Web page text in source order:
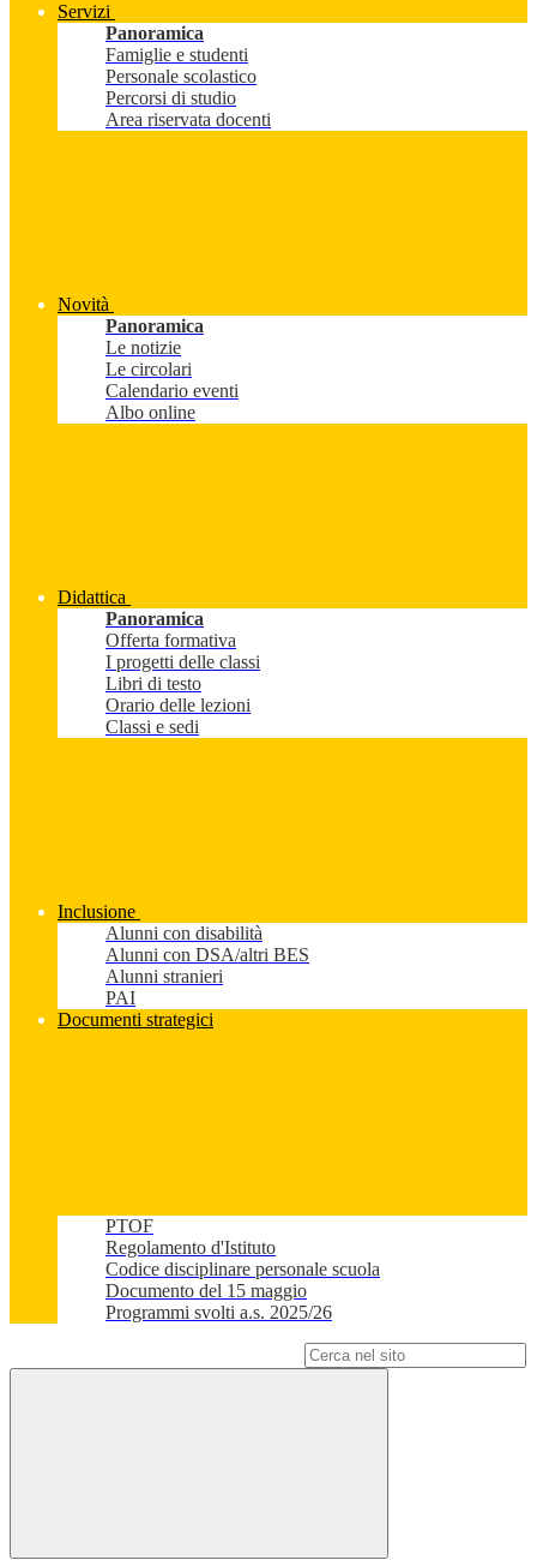
Servizi
Panoramica
Famiglie e studenti
Personale scolastico
Percorsi di studio
Area riservata docenti
Novità
Panoramica
Le notizie
Le circolari
Calendario eventi
Albo online
Didattica
Panoramica
Offerta formativa
I progetti delle classi
Libri di testo
Orario delle lezioni
Classi e sedi
Inclusione
Alunni con disabilità
Alunni con DSA/altri BES
Alunni stranieri
PAI
Documenti strategici
PTOF
Regolamento d'Istituto
Codice disciplinare personale scuola
Documento del 15 maggio
Programmi svolti a.s. 2025/26